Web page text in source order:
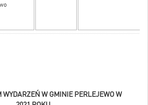
WYDARZEŃ W GMINIE PERLEJEWO W